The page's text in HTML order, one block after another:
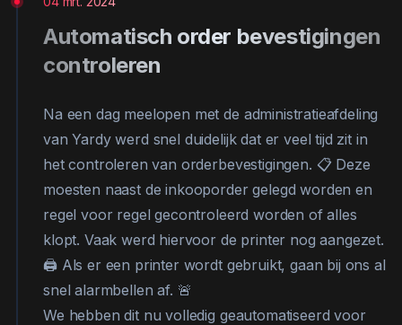
Automatisch order bevestigingen
controleren
Na een dag meelopen met de administratieafdeling
van Yardy werd snel duidelijk dat er veel tijd zit in
het controleren van orderbevestigingen. 📋 Deze
moesten naast de inkooporder gelegd worden en
regel voor regel gecontroleerd worden of alles
klopt. Vaak werd hiervoor de printer nog aangezet.
🖨️ Als er een printer wordt gebruikt, gaan bij ons al
snel alarmbellen af. 🚨
We hebben dit nu volledig geautomatiseerd voor